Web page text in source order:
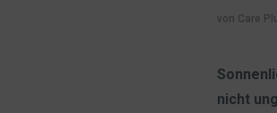
von Care
nicht